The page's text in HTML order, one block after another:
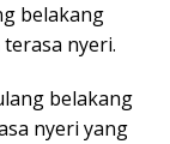
belakang
nyeri.
belakang
nyeri yang